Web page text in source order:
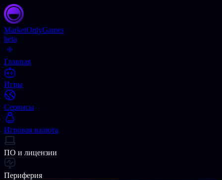
MarketOnlyGames
beta
Главная
Игры
Сервисы
Игровая валюта
ПО и лицензии
Периферия